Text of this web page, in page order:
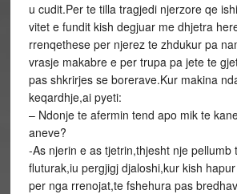
u cudit.Per te tilla tragjedi njerzore qe
vitet e fundit kish degjuar me dhjetra
rrenqethese per njerez te zhdukur pa
vrasje makabre e per trupa pa jete te
pas shkrirjes se borerave.Kur makina
keqardhje,ai pyeti:
– Ndonje te afermin tend apo mik te
aneve?
-As njerin e as tjetrin,thjesht nje pellumb
fluturak,iu pergjigj djaloshi,kur kish
per nga rrenojat,te fshehura pas